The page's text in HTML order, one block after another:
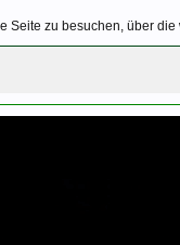
Seite zu besuchen, über